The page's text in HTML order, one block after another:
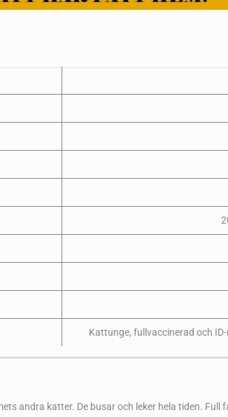
Kattunge, fullvaccinerad och
andra katter. De busar och leker hela tiden. Full